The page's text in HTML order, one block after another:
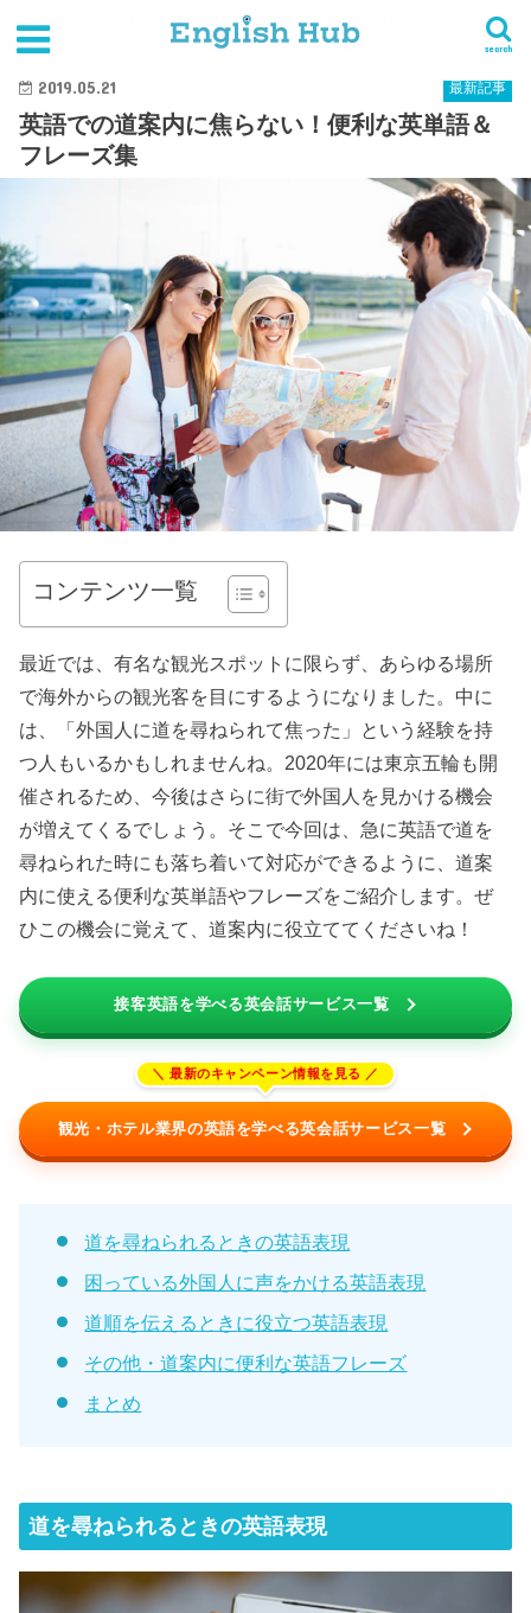
search
英語での道案内に焦らない！便利な英単語＆フレーズ集
最新記事
2019.05.21
英語での道案内に焦らない！便利な英単語＆
フレーズ集
コンテンツ一覧
最近では、有名な観光スポットに限らず、あらゆる場所
で海外からの観光客を目にするようになりました。中に
は、「外国人に道を尋ねられて焦った」という経験を持
つ人もいるかもしれませんね。2020年には東京五輪も開
催されるため、今後はさらに街で外国人を見かける機会
が増えてくるでしょう。そこで今回は、急に英語で道を
尋ねられた時にも落ち着いて対応ができるように、道案
内に使える便利な英単語やフレーズをご紹介します。ぜ
ひこの機会に覚えて、道案内に役立ててくださいね！
接客英語を学べる英会話サービス一覧
観光・ホテル業界の英語を学べる英会話サービス一覧
道を尋ねられるときの英語表現
困っている外国人に声をかける英語表現
道順を伝えるときに役立つ英語表現
その他・道案内に便利な英語フレーズ
まとめ
道を尋ねられるときの英語表現